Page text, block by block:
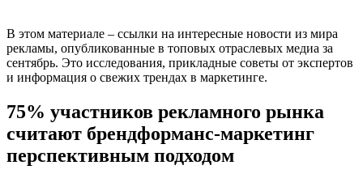
В этом материале – ссылки на интересные новости из мира
рекламы, опубликованные в топовых отраслевых медиа за
сентябрь. Это исследования, прикладные советы от экспертов
и информация о свежих трендах в маркетинге.
75% участников рекламного рынка
считают брендформанс-маркетинг
перспективным подходом